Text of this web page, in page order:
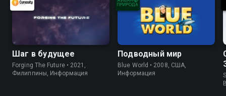
Шаг в будущее
Forging The Future • 2021,
Филиппины, Информация
Подводный мир
Blue World • 2008, США,
Информация